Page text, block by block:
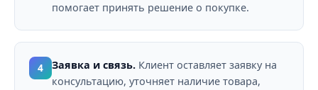
помогает принять решение о покупке.
4 Заявка и связь. Клиент оставляет заявку на
консультацию, уточняет наличие товара,